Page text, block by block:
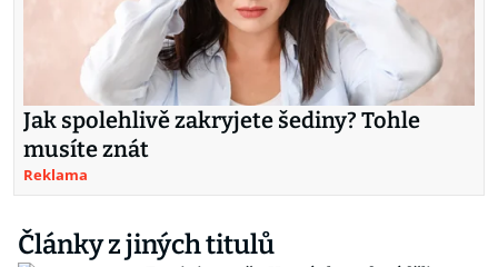
Jak spolehlivě zakryjete šediny? Tohle
musíte znát
Reklama
Články z jiných titulů